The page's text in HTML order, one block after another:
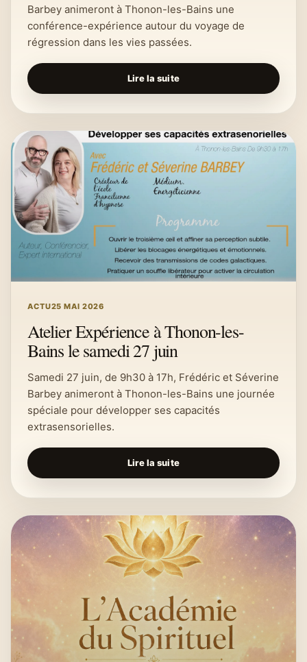
Barbey animeront à Thonon-les-Bains une
conférence-expérience autour du voyage de
régression dans les vies passées.
Lire la suite
ACTU25 MAI 2026
Atelier Expérience à Thonon-les-
Bains le samedi 27 juin
Samedi 27 juin, de 9h30 à 17h, Frédéric et Séverine
Barbey animeront à Thonon-les-Bains une journée
spéciale pour développer ses capacités
extrasensorielles.
Lire la suite